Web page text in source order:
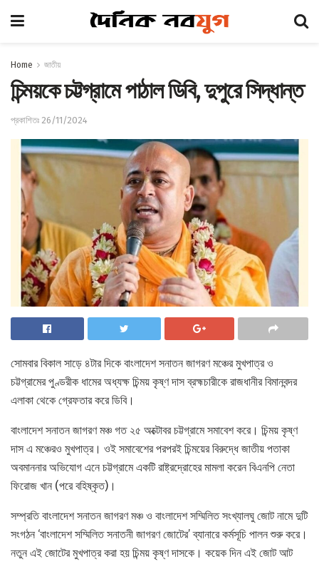
Home জাতীয়
চিন্ময়কে চট্টগ্রামে পাঠাল ডিবি, দুপুরে সিদ্ধান্ত
প্রকাশিতঃ 26/11/2024
সোমবার বিকাল সাড়ে ৪টার দিকে বাংলাদেশ সনাতন জাগরণ মঞ্চের মুখপাত্র ও
চট্টগ্রামের পুণ্ডরীক ধামের অধ্যক্ষ চিন্ময় কৃষ্ণ দাস ব্রহ্মচারীকে রাজধানীর বিমানবন্দর
এলাকা থেকে গ্রেফতার করে ডিবি।
বাংলাদেশ সনাতন জাগরণ মঞ্চ গত ২৫ অক্টোবর চট্টগ্রামে সমাবেশ করে। চিন্ময় কৃষ্ণ
দাস এ মঞ্চেরও মুখপাত্র। ওই সমাবেশের পরপরই চিন্ময়ের বিরুদ্ধে জাতীয় পতাকা
অবমাননার অভিযোগ এনে চট্টগ্রামে একটি রাষ্ট্রদ্রোহের মামলা করেন বিএনপি নেতা
ফিরোজ খান (পরে বহিষ্কৃত)।
সম্প্রতি বাংলাদেশ সনাতন জাগরণ মঞ্চ ও বাংলাদেশ সম্মিলিত সংখ্যালঘু জোট নামে দুটি
সংগঠন ‘বাংলাদেশ সম্মিলিত সনাতনী জাগরণ জোটের’ ব্যানারে কর্মসূচি পালন শুরু করে।
নতুন এই জোটের মুখপাত্র করা হয় চিন্ময় কৃষ্ণ দাসকে। কয়েক দিন এই জোট আট